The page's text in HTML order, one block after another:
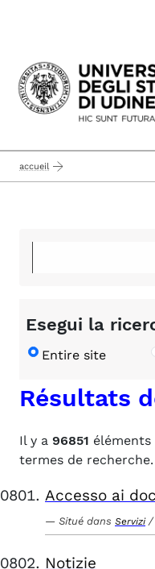
Passa al
accueil
Esegui la
Entire site
Résultats
Il y a 96851
termes de recherche.
Accesso ai
Situé dans Servizi /
Notizie